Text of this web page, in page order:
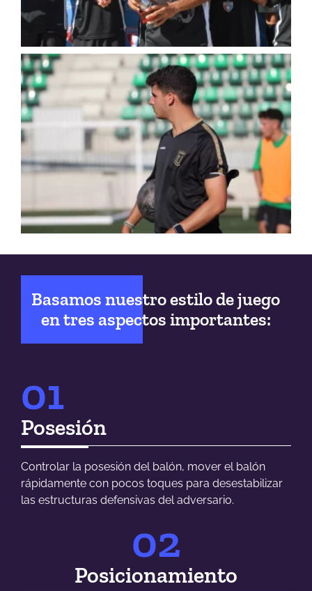
Basamos nuestro estilo de juego
en tres aspectos importantes:
01
Posesión
Controlar la posesión del balón, mover el balón
rápidamente con pocos toques para desestabilizar
las estructuras defensivas del adversario.
02
Posicionamiento